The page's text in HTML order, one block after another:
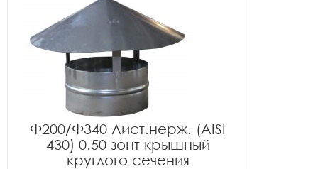
Ф200/Ф340 Лист.нерж. (AISI
430) 0.50 зонт крышный
круглого сечения